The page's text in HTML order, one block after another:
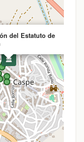
🏛️
del Estatuto de